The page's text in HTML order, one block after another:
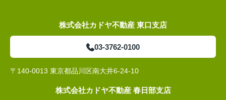
株式会社カドヤ不動産 東口支店
03-3762-0100
〒140-0013 東京都品川区南大井6-24-10
株式会社カドヤ不動産 春日部支店